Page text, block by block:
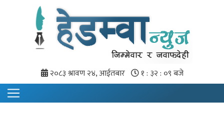
२०८३ श्रावण २४, आईतबार १ : ३२ : १० बजे